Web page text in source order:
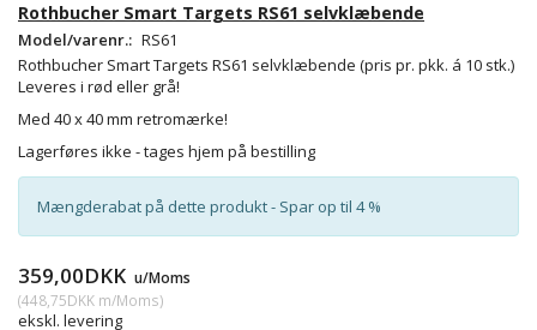
Rothbucher Smart Targets RS61 selvklæbende
Model/varenr.: RS61
Rothbucher Smart Targets RS61 selvklæbende (pris pr. pkk. á 10 stk.)
Leveres i rød eller grå!
Med 40 x 40 mm retromærke!
Lagerføres ikke - tages hjem på bestilling
Mængderabat på dette produkt - Spar op til 4 %
359,00DKK u/Moms
(448,75DKK m/Moms)
ekskl. levering